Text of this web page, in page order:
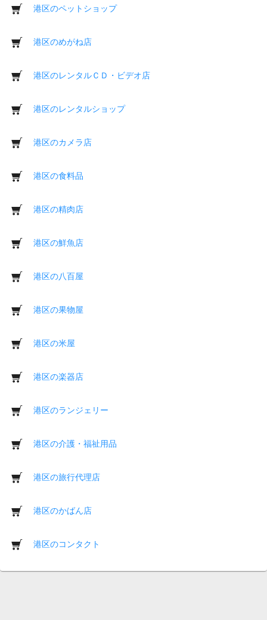
港区のペットショップ
港区のめがね店
港区のレンタルＣＤ・ビデオ店
港区のレンタルショップ
港区のカメラ店
港区の食料品
港区の精肉店
港区の鮮魚店
港区の八百屋
港区の果物屋
港区の米屋
港区の楽器店
港区のランジェリー
港区の介護・福祉用品
港区の旅行代理店
港区のかばん店
港区のコンタクト